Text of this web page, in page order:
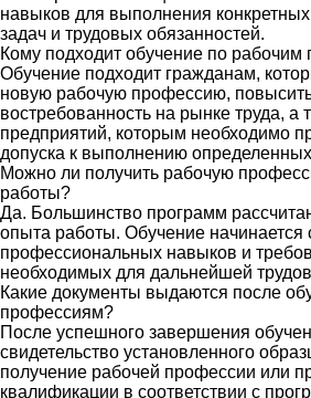
навыков для выполнения
задач и трудовых обязанностей.
Кому подходит обучение по
Обучение подходит гражданам,
новую рабочую профессию,
востребованность на рынке труда, а
предприятий, которым необходимо
допуска к выполнению
Можно ли получить рабочую
работы?
Да. Большинство программ
опыта работы. Обучение начинается
профессиональных навыков и
необходимых для дальнейшей
Какие документы выдаются после
профессиям?
После успешного завершения
свидетельство установленного
получение рабочей профессии или
квалификации в соответствии с